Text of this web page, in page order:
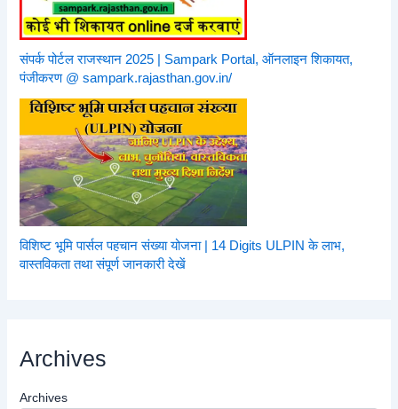
संपर्क पोर्टल राजस्थान 2025 | Sampark Portal, ऑनलाइन शिकायत,
पंजीकरण @ sampark.rajasthan.gov.in/
विशिष्ट भूमि पार्सल पहचान संख्या योजना | 14 Digits ULPIN के लाभ,
वास्तविकता तथा संपूर्ण जानकारी देखें
Archives
Archives